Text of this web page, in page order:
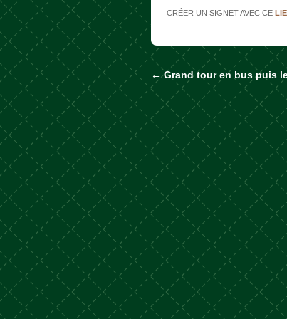
CRÉER UN SIGNET AVEC CE
Naviguer dans
←Grand tour en bus puis